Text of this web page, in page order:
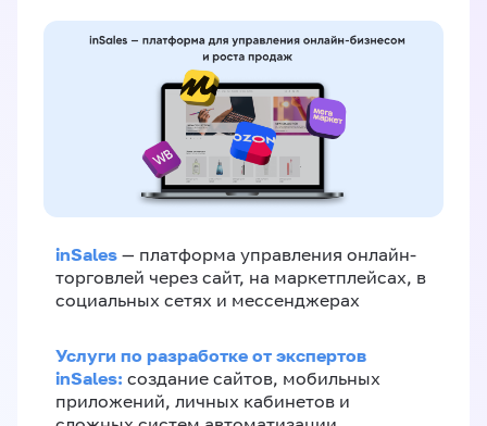
inSales — платформа управления онлайн-
торговлей через сайт, на маркетплейсах, в
социальных сетях и мессенджерах
Услуги по разработке от экспертов
inSales: создание сайтов, мобильных
приложений, личных кабинетов и